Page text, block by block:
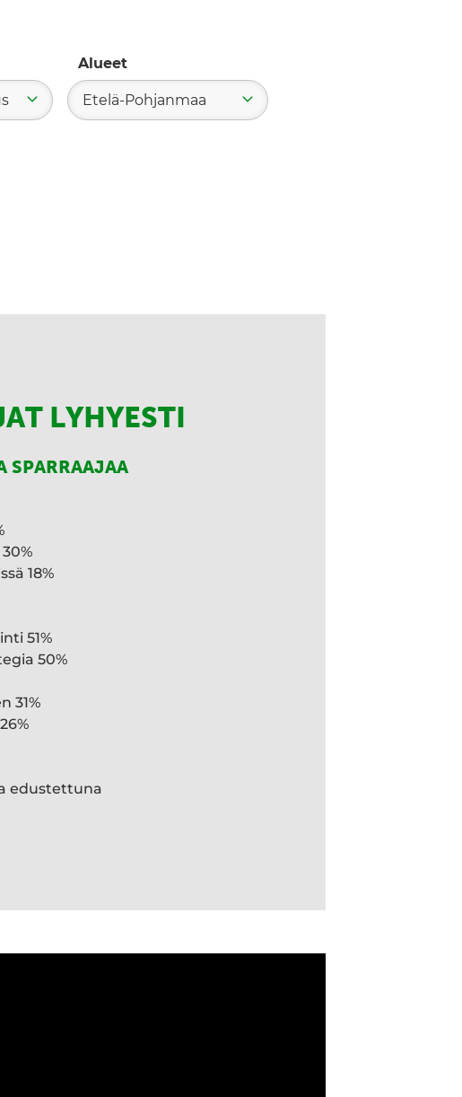
Alueet
Etelä-Pohjanmaa
LYHYESTI
SPARRAAJAA
18%
51%
50%
31%
edustettuna